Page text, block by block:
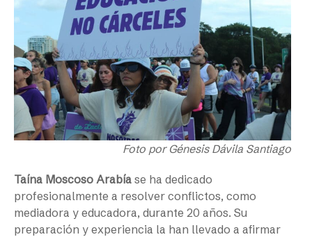
Foto por Génesis Dávila Santiago
Taína Moscoso Arabía se ha dedicado
profesionalmente a resolver conflictos, como
mediadora y educadora, durante 20 años. Su
preparación y experiencia la han llevado a afirmar